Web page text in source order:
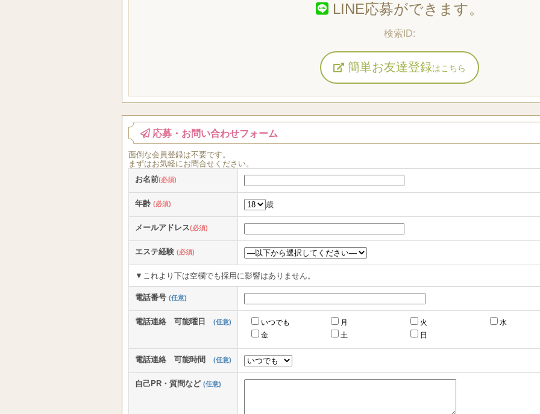
LINE応募ができます。
簡単お友達登録はこちら
応募・お問い合わせフォーム
面倒な会員登録は不要です。
まずはお気軽にお問合せください。
お名前(必須)
年齢 (必須) 歳
メールアドレス(必須)
エステ経験 (必須)
▼これより下は空欄でも採用に影響はありません。
電話番号 (任意)
電話連絡 可能曜日 (任意) いつでも 月 火
水
金
土 日
電話連絡 可能時間 (任意)
自己PR・質問など (任意)